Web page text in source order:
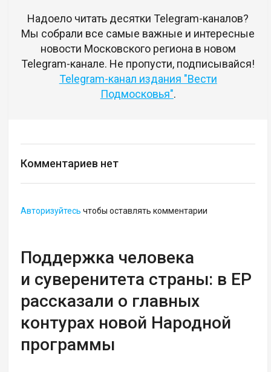
Надоело читать десятки Telegram-каналов?
Мы собрали все самые важные и интересные
новости Московского региона в новом
Telegram-канале. Не пропусти, подписывайся!
Telegram-канал издания "Вести
Подмосковья".
Комментариев нет
Авторизуйтесь чтобы оставлять комментарии
Поддержка человека
и суверенитета страны: в ЕР
рассказали о главных
контурах новой Народной
программы